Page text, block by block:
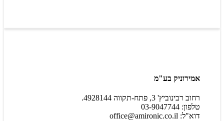
אמירוניק בע"מ
רחוב רבינוביץ' 3, פתח-תקווה 4928144.
טלפון: 03-9047744
דוא"ל: office@amironic.co.il